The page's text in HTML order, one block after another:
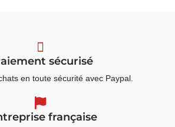
sécurisé
en toute sécurité avec Paypal.
française